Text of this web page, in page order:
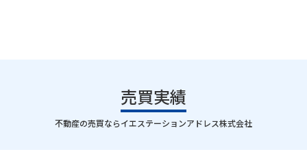
売買実績
｜
不動産の売買ならイエステーションアドレス株式会社